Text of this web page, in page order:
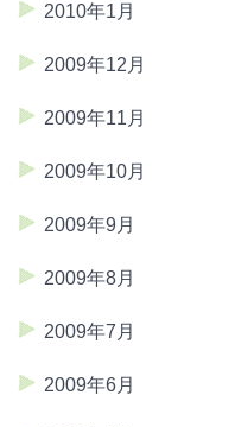
2010年1月
2009年12月
2009年11月
2009年10月
2009年9月
2009年8月
2009年7月
2009年6月